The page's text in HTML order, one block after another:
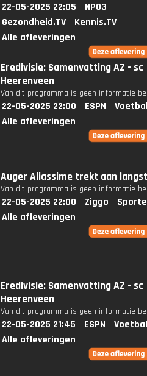
22-05-2025 22:05
NPO3
Gezondheid.TV
Kennis.TV
Alle afleveringen
Eredivisie: Samenvatting AZ - sc
Heerenveen
Van dit programma is geen informatie
22-05-2025 22:00 ESPN
Alle afleveringen
Auger Aliassime trekt aan
Van dit programma is geen informatie
22-05-2025 22:00 Ziggo
Alle afleveringen
Eredivisie: Samenvatting AZ - sc
Heerenveen
Van dit programma is geen informatie
22-05-2025 21:45 ESPN
Alle afleveringen